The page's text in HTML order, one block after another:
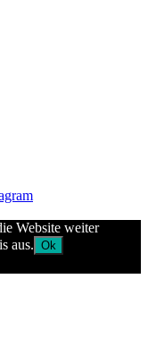
Website weiter
aus. Ok